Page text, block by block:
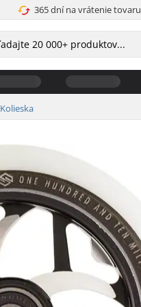
365 dní na vrátenie tovaru
Kolieska